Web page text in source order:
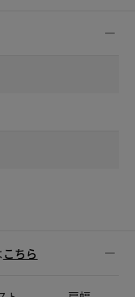
こちら